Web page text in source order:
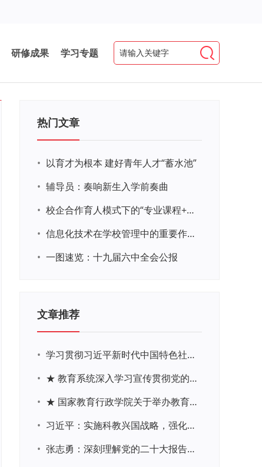
研修成果 学习专题
热门文章
• 以育才为根本 建好青年人才“蓄水池”
• 辅导员：奏响新生入学前奏曲
•
校企合作育人模式下的“专业课程+思政教育+党建活动”交叉融合的课程思政教学探索与实践
•
信息化技术在学校管理中的重要作用 ——以贵州省威宁民族中学和校园使用等为例
• 一图速览：十九届六中全会公报
文章推荐
•
学习贯彻习近平新时代中国特色社会主义思想主题教育网络培训
•
★ 教育系统深入学习宣传贯彻党的二十大精神学习专题
•
★ 国家教育行政学院关于举办教育系统深入学习宣传贯彻党的二十大精神专题网络培训的通知
•
习近平：实施科教兴国战略，强化现代化建设人才支撑
•
张志勇：深刻理解党的二十大报告关于教育的新思想、新战略、新要求